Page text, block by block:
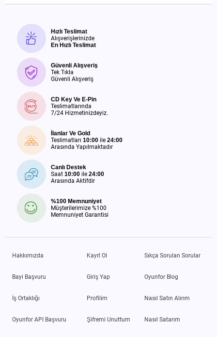
Hızlı Teslimat
Alışverişlerinizde
En Hızlı Teslimat
Güvenli Alışveriş
Tek Tıkla
Güvenli Alışveriş
CD Key Ve E-Pin
Teslimatlarında
7/24 Hizmetinizdeyiz.
İlanlar Ve Gold
Teslimatları 10:00 ile 24:00
Arasında Yapılmaktadır
Canlı Destek
Saat 10:00 ile 24:00
Arasında Aktifdir
%100 Memnuniyet
Müşterilerimize %100
Memnuniyet Garantisi
Hakkımızda
Bayi Başvuru
İş Ortaklığı
Oyunfor API Başvuru
Kayıt Ol
Giriş Yap
Profilim
Şifremi Unuttum
Sıkça Sorulan Sorular
Oyunfor Blog
Nasıl Satın Alırım
Nasıl Satarım